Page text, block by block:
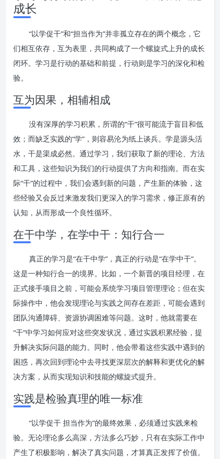
成长
“以学促干”和“担当作为”并非孤立存在的两个概念，它
们相互依存，互为表里，共同构成了一个螺旋式上升的成长
闭环。学习是行动的基础和前提，行动则是学习的深化和检
验。
互为因果，相辅相成
没有深厚的学习积累，所谓的“干”很可能流于盲目和低
效；而缺乏实践的“学”，则容易沦为纸上谈兵。学是源头活
水，干是渠成必然。通过学习，我们获取了新的理论、方法
和工具，这些知识为我们的行动提供了方向和指南。而在实
际“干”的过程中，我们会遇到新的问题，产生新的体验，这
些经验又会反过来激发我们更深入的学习需求，修正原有的
认知，从而形成一个良性循环。
在干中学，在学中干：知行合一
真正的学习是“在干中学”，真正的行动是“在学中干”。
这是一种知行合一的境界。比如，一个新晋的项目经理，在
正式接手项目之前，可能会系统学习项目管理理论；但在实
际操作中，他会发现理论与实践之间存在差距，可能会遇到
团队沟通障碍、资源协调困难等问题。这时，他就需要在
“干”中学习如何应对这些突发状况，通过实践积累经验，提
升解决实际问题的能力。同时，他会带着这些实践中遇到的
困惑，再次回到理论中去寻找更深层次的解释和更优化的解
决方案，从而实现知识和技能的螺旋式提升。
实践是检验真理的唯一标准
“以学促干 担当作为”的最终效果，必须通过实践来检
验。无论理论多么高深，方法多么巧妙，只有在实际工作中
产生了积极影响，解决了真实问题，才算真正发挥了价值。